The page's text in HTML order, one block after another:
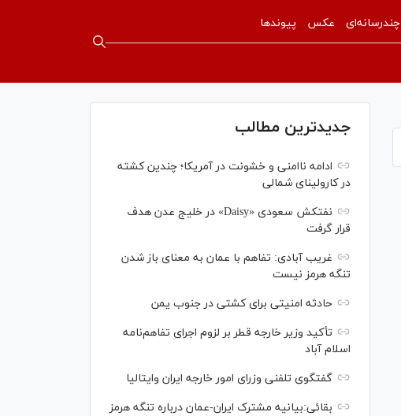
چندرسانه‌ای عکس پیوندها
جدیدترین مطالب
ادامه ناامنی و خشونت در آمریکا؛ چندین کشته
در کارولینای شمالی
نفتکش سعودی «Daisy» در خلیج عدن هدف
قرار گرفت
غریب آبادی: تفاهم با عمان به معنای باز شدن
تنگه هرمز نیست
حادثه امنیتی برای کشتی در جنوب یمن
تأکید وزیر خارجه قطر بر لزوم اجرای تفاهم‌نامه
اسلام آباد
گفتگوی تلفنی وزرای امور خارجه ایران وایتالیا
بقائی:بیانیه مشترک ایران-عمان درباره تنگه هرمز